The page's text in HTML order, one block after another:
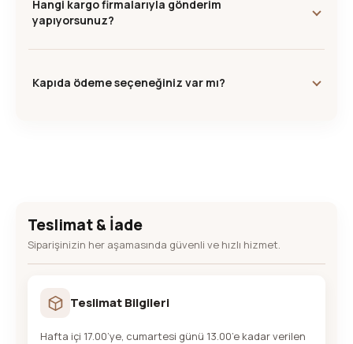
Hangi kargo firmalarıyla gönderim
yapıyorsunuz?
Kapıda ödeme seçeneğiniz var mı?
Teslimat & İade
Siparişinizin her aşamasında güvenli ve hızlı hizmet.
Teslimat Bilgileri
Hafta içi 17.00’ye, cumartesi günü 13.00’e kadar verilen